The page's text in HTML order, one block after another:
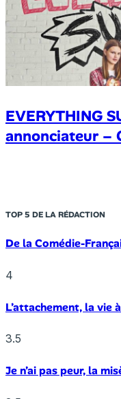
EVERYTHING
annonciateur –
TOP 5 DE LA RÉDACTION
De la Comédie-
4
L’attachement, la vie
3.5
Je n’ai pas peur, la